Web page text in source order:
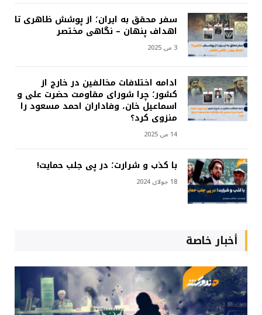
سفر محقق به ایران؛ از پوشش ظاهری تا
اهداف پنهان – نگاهی مختصر
3 می 2025
ادامه اختلافات مخالفین در خارج از
کشور؛ چرا شورای مقاومت حضرت علی و
اسماعیل خان، وفاداران احمد مسعود را
منزوی کرد؟
14 می 2025
با کذب و شرارت؛ در پی جلب حمایت!
18 جولای 2024
أخبار خاصة